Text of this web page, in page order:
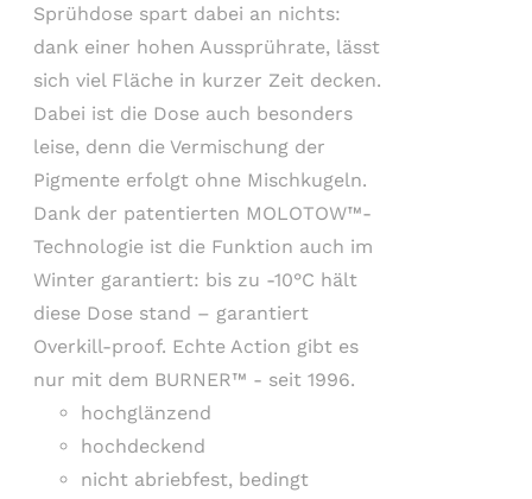
Sprühdose spart dabei an nichts:
dank einer hohen Aussprührate, lässt
sich viel Fläche in kurzer Zeit decken.
Dabei ist die Dose auch besonders
leise, denn die Vermischung der
Pigmente erfolgt ohne Mischkugeln.
Dank der patentierten MOLOTOW™-
Technologie ist die Funktion auch im
Winter garantiert: bis zu -10°C hält
diese Dose stand – garantiert
Overkill-proof. Echte Action gibt es
nur mit dem BURNER™ - seit 1996.
hochglänzend
hochdeckend
nicht abriebfest, bedingt